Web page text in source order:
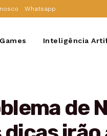
Whatsapp
Games Inteligência
de